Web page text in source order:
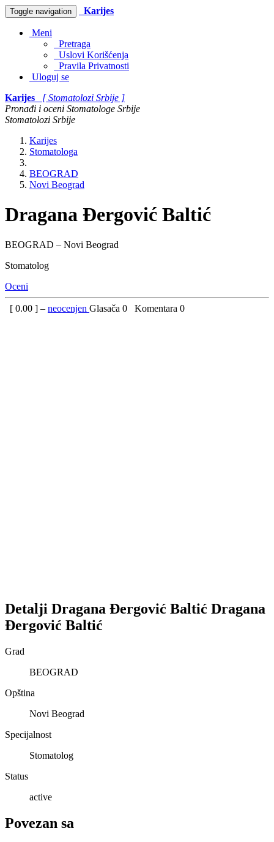
Toggle navigation Karijes
Meni
Pretraga
Uslovi Korišćenja
Pravila Privatnosti
Uloguj se
Karijes
[ Stomatolozi Srbije ]
Pronađi i oceni Stomatologe Srbije
Stomatolozi Srbije
Karijes
Stomatologa
BEOGRAD
Novi Beograd
Dragana Đergović Baltić
BEOGRAD – Novi Beograd
Stomatolog
Oceni
[ 0.00 ] – neocenjen Glasača 0 Komentara 0
Detalji Dragana Đergović Baltić Dragana
Đergović Baltić
Grad
BEOGRAD
Opština
Novi Beograd
Specijalnost
Stomatolog
Status
active
Povezan sa